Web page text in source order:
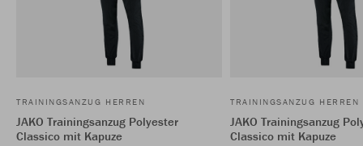
TRAININGSANZUG HERREN
JAKO Trainingsanzug Polyester
Classico mit Kapuze
TRAININGSANZUG HERREN
JAKO Trainingsanzug
Classico mit Kapuze